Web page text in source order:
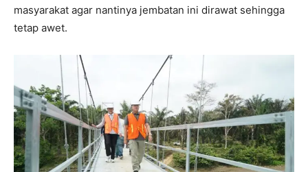
masyarakat agar nantinya jembatan ini dirawat sehingga
tetap awet.